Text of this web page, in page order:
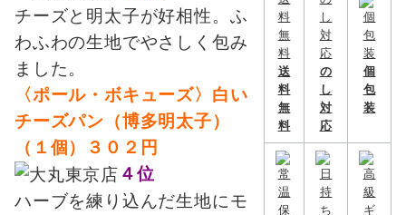
チーズと明太子が好相性。ふ
わふわの生地でやさしく包み
ました。
〈ポール・ボキューズ〉白い
チーズパン（博多明太子）
（１個）３０２円
４位
ハーブを練り込んだ生地にモ
送
料
無
料
の
し
対
応
個
包
装